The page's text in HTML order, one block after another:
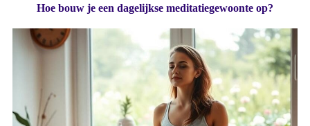
Hoe bouw je een dagelijkse meditatiegewoonte op?